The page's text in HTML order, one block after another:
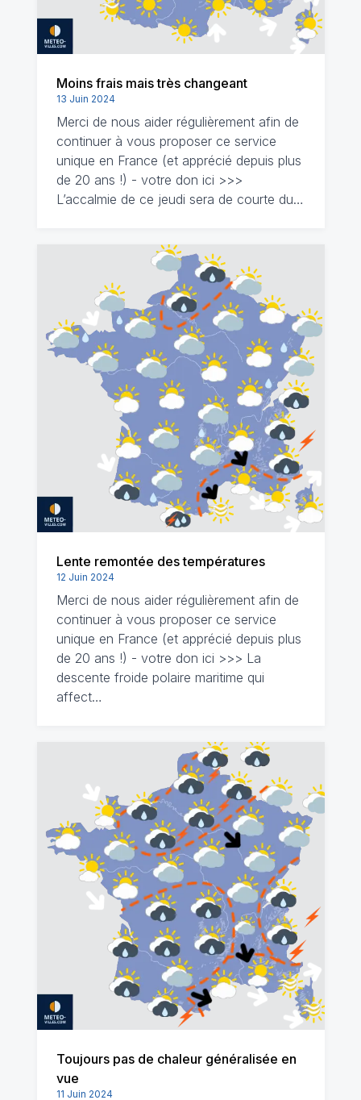
Moins frais mais très changeant
13 Juin 2024
Merci de nous aider régulièrement afin de
continuer à vous proposer ce service
unique en France (et apprécié depuis plus
de 20 ans !) - votre don ici >>>
L’accalmie de ce jeudi sera de courte du…
Lente remontée des températures
12 Juin 2024
Merci de nous aider régulièrement afin de
continuer à vous proposer ce service
unique en France (et apprécié depuis plus
de 20 ans !) - votre don ici >>> La
descente froide polaire maritime qui
affect…
Toujours pas de chaleur généralisée en
vue
11 Juin 2024